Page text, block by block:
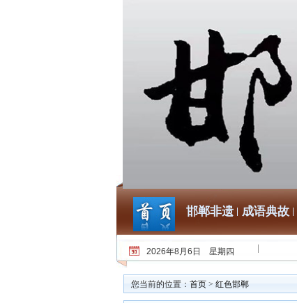
邯郸非遗 成语典故
2026年8月6日 星期四
您当前的位置： 首页 > 红色邯郸